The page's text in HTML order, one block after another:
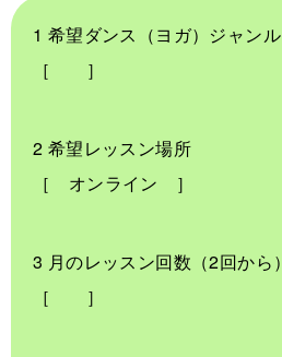
1 希望ダンス（ヨガ）ジャンル
［ ］
2 希望レッスン場所
［ オンライン ］
3 月のレッスン回数（2回から）
［ ］